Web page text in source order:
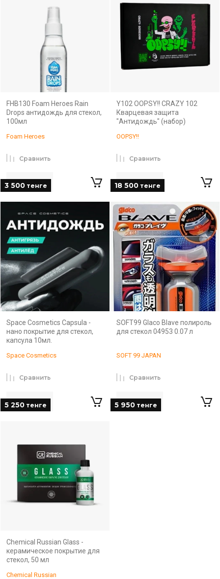
FHB130 Foam Heroes Rain
Drops антидождь для стекол,
100мл
Foam Heroes
3 500 тенге
Сравнить
Y102 OOPSY!! CRAZY 102
Кварцевая защита
"Антидождь" (набор)
OOPSY!!
18 500 тенге
Сравнить
Space Cosmetics Capsula -
нано покрытие для стекол,
капсула 10мл.
Space Cosmetics
5 250 тенге
Сравнить
SOFT99 Glaco Blave полироль
для стекол 04953 0.07 л
SOFT 99 JAPAN
5 950 тенге
Сравнить
Chemical Russian Glass -
керамическое покрытие для
стекол, 50 мл
Chemical Russian